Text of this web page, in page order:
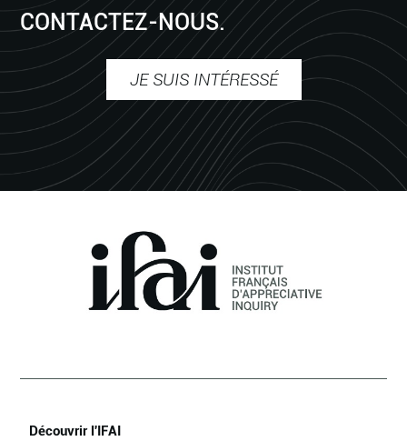
CONTACTEZ-NOUS.
JE SUIS INTÉRESSÉ
Découvrir l'IFAI